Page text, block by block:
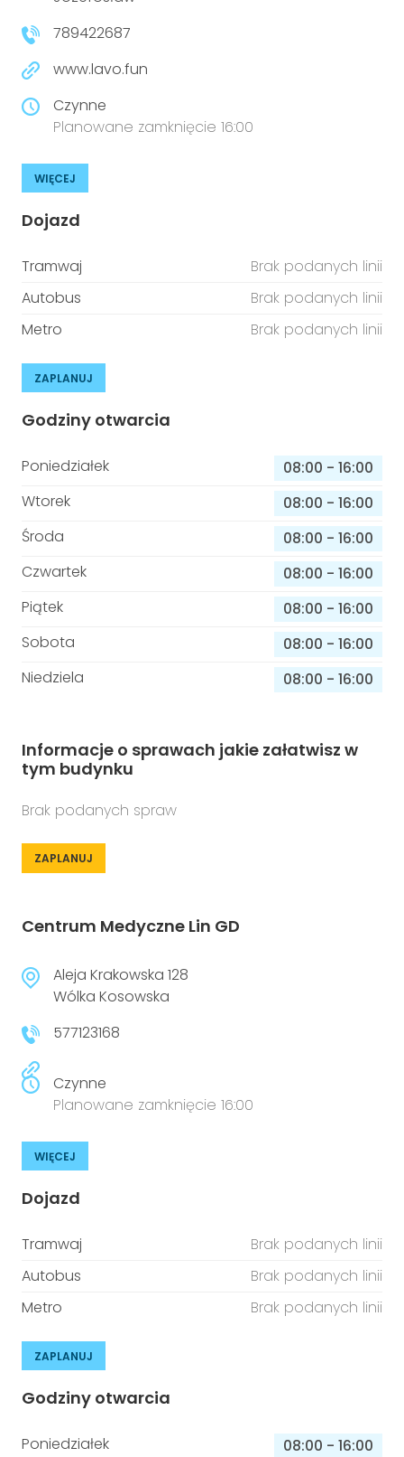
Prawo
Prawa osób z niepełnosprawnościami
789422687
www.lavo.fun
Czynne
Planowane zamknięcie 16:00
WIĘCEJ
Dojazd
Tramwaj
Brak podanych linii
Autobus
Brak podanych linii
Metro
Brak podanych linii
ZAPLANUJ
Godziny otwarcia
Poniedziałek 08:00 - 16:00
Wtorek
08:00 - 16:00
Środa
08:00 - 16:00
Czwartek
08:00 - 16:00
Piątek
08:00 - 16:00
Sobota
08:00 - 16:00
Niedziela
08:00 - 16:00
Informacje o sprawach jakie załatwisz w
tym budynku
Brak podanych spraw
ZAPLANUJ
Centrum Medyczne Lin GD
Aleja Krakowska 128
Wólka Kosowska
577123168
Czynne
Planowane zamknięcie 16:00
WIĘCEJ
Dojazd
Tramwaj
Brak podanych linii
Autobus
Brak podanych linii
Metro
Brak podanych linii
ZAPLANUJ
Godziny otwarcia
Poniedziałek 08:00 - 16:00